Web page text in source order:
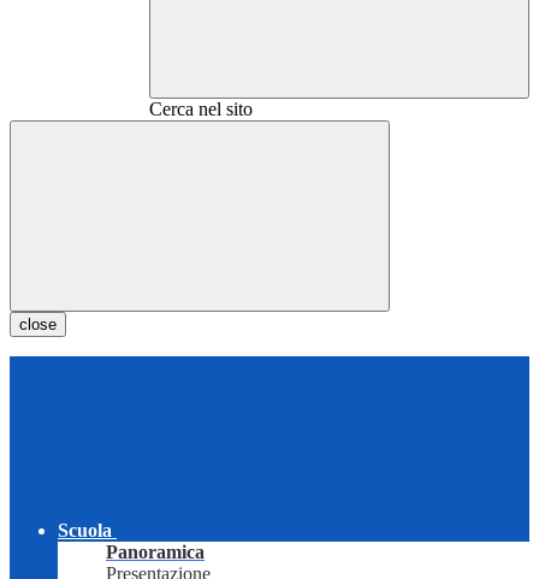
Cerca nel sito
close
Scuola
Panoramica
Presentazione